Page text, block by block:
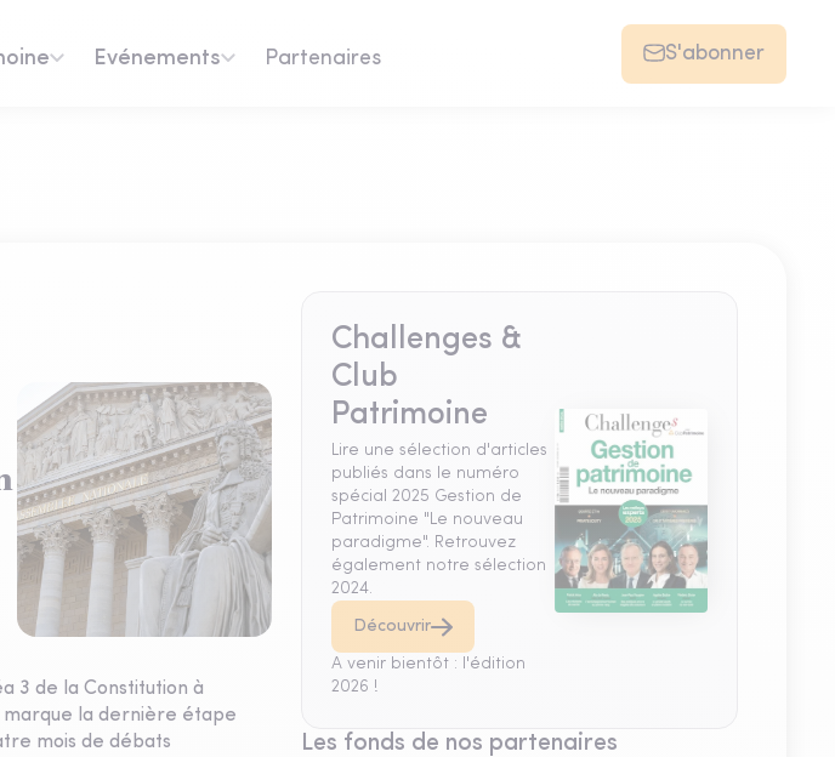
Evénements Partenaires S'abonner
3 de la Constitution à
marque la dernière étape
mois de débats
Challenges &
Club
Patrimoine
Lire une sélection d'articles
publiés dans le numéro
spécial 2025 Gestion de
Patrimoine "Le nouveau
paradigme". Retrouvez
également notre sélection
2024.
Découvrir
A venir bientôt : l'édition
2026 !
Les fonds de nos partenaires